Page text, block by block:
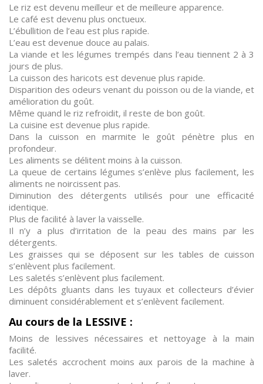
Le riz est devenu meilleur et de meilleure apparence.
Le café est devenu plus onctueux.
L’ébullition de l’eau est plus rapide.
L’eau est devenue douce au palais.
La viande et les légumes trempés dans l’eau tiennent 2 à 3
jours de plus.
La cuisson des haricots est devenue plus rapide.
Disparition des odeurs venant du poisson ou de la viande, et
amélioration du goût.
Même quand le riz refroidit, il reste de bon goût.
La cuisine est devenue plus rapide.
Dans la cuisson en marmite le goût pénètre plus en
profondeur.
Les aliments se délitent moins à la cuisson.
La queue de certains légumes s’enlève plus facilement, les
aliments ne noircissent pas.
Diminution des détergents utilisés pour une efficacité
identique.
Plus de facilité à laver la vaisselle.
Il n’y a plus d’irritation de la peau des mains par les
détergents.
Les graisses qui se déposent sur les tables de cuisson
s’enlèvent plus facilement.
Les saletés s’enlèvent plus facilement.
Les dépôts gluants dans les tuyaux et collecteurs d’évier
diminuent considérablement et s’enlèvent facilement.
Au cours de la LESSIVE :
Moins de lessives nécessaires et nettoyage à la main
facilité.
Les saletés accrochent moins aux parois de la machine à
laver.